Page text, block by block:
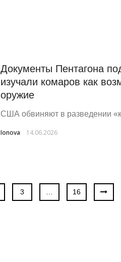
Документы Пентагона
изучали комаров как
оружие
США обвиняют в разведении
Ionova 14.06.2026
3 16